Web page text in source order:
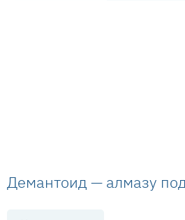
Демантоид — алмазу